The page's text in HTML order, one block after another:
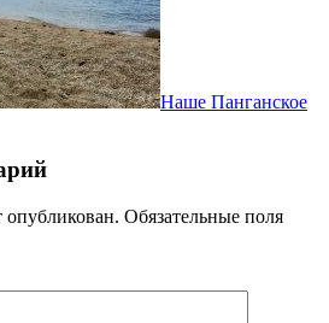
Наше Панганское
опубликован. Обязательные поля